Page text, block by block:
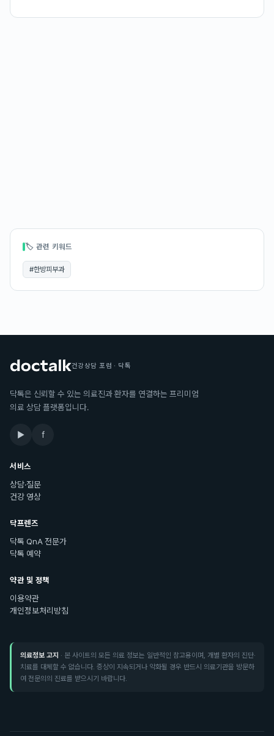
🏷 관련 키워드
#한방피부과
건강상담 포럼 · 닥톡
닥톡은 신뢰할 수 있는 의료진과 환자를 연결하는 프리미엄
의료 상담 플랫폼입니다.
▶ f
서비스
상담·질문
건강 영상
닥프렌즈
닥톡 QnA 전문가
닥톡 예약
약관 및 정책
이용약관
개인정보처리방침
의료정보 고지 · 본 사이트의 모든 의료 정보는 일반적인 참고용이며, 개별 환자의 진단·
치료를 대체할 수 없습니다. 증상이 지속되거나 악화될 경우 반드시 의료기관을 방문하
여 전문의의 진료를 받으시기 바랍니다.